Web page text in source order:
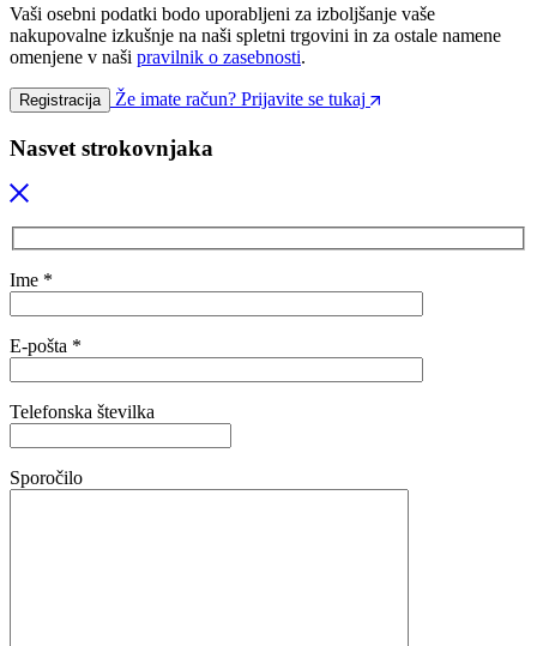
Vaši osebni podatki bodo uporabljeni za izboljšanje vaše
nakupovalne izkušnje na naši spletni trgovini in za ostale namene
omenjene v naši pravilnik o zasebnosti.
Registracija Že imate račun? Prijavite se tukaj
Nasvet strokovnjaka
Ime *
E-pošta *
Telefonska številka
Sporočilo